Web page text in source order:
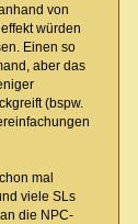
von
würden
Einen so
aber das
(bspw.
mal
viele SLs
die NPC-